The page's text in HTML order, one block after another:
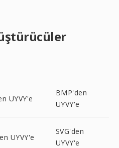
UYVY'e
BMP'den
UYVY'e
UYVY'e
SVG'den
UYVY'e